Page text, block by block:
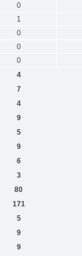
0
1
0
0
0
4
7
4
9
5
9
6
3
80
171
5
9
9